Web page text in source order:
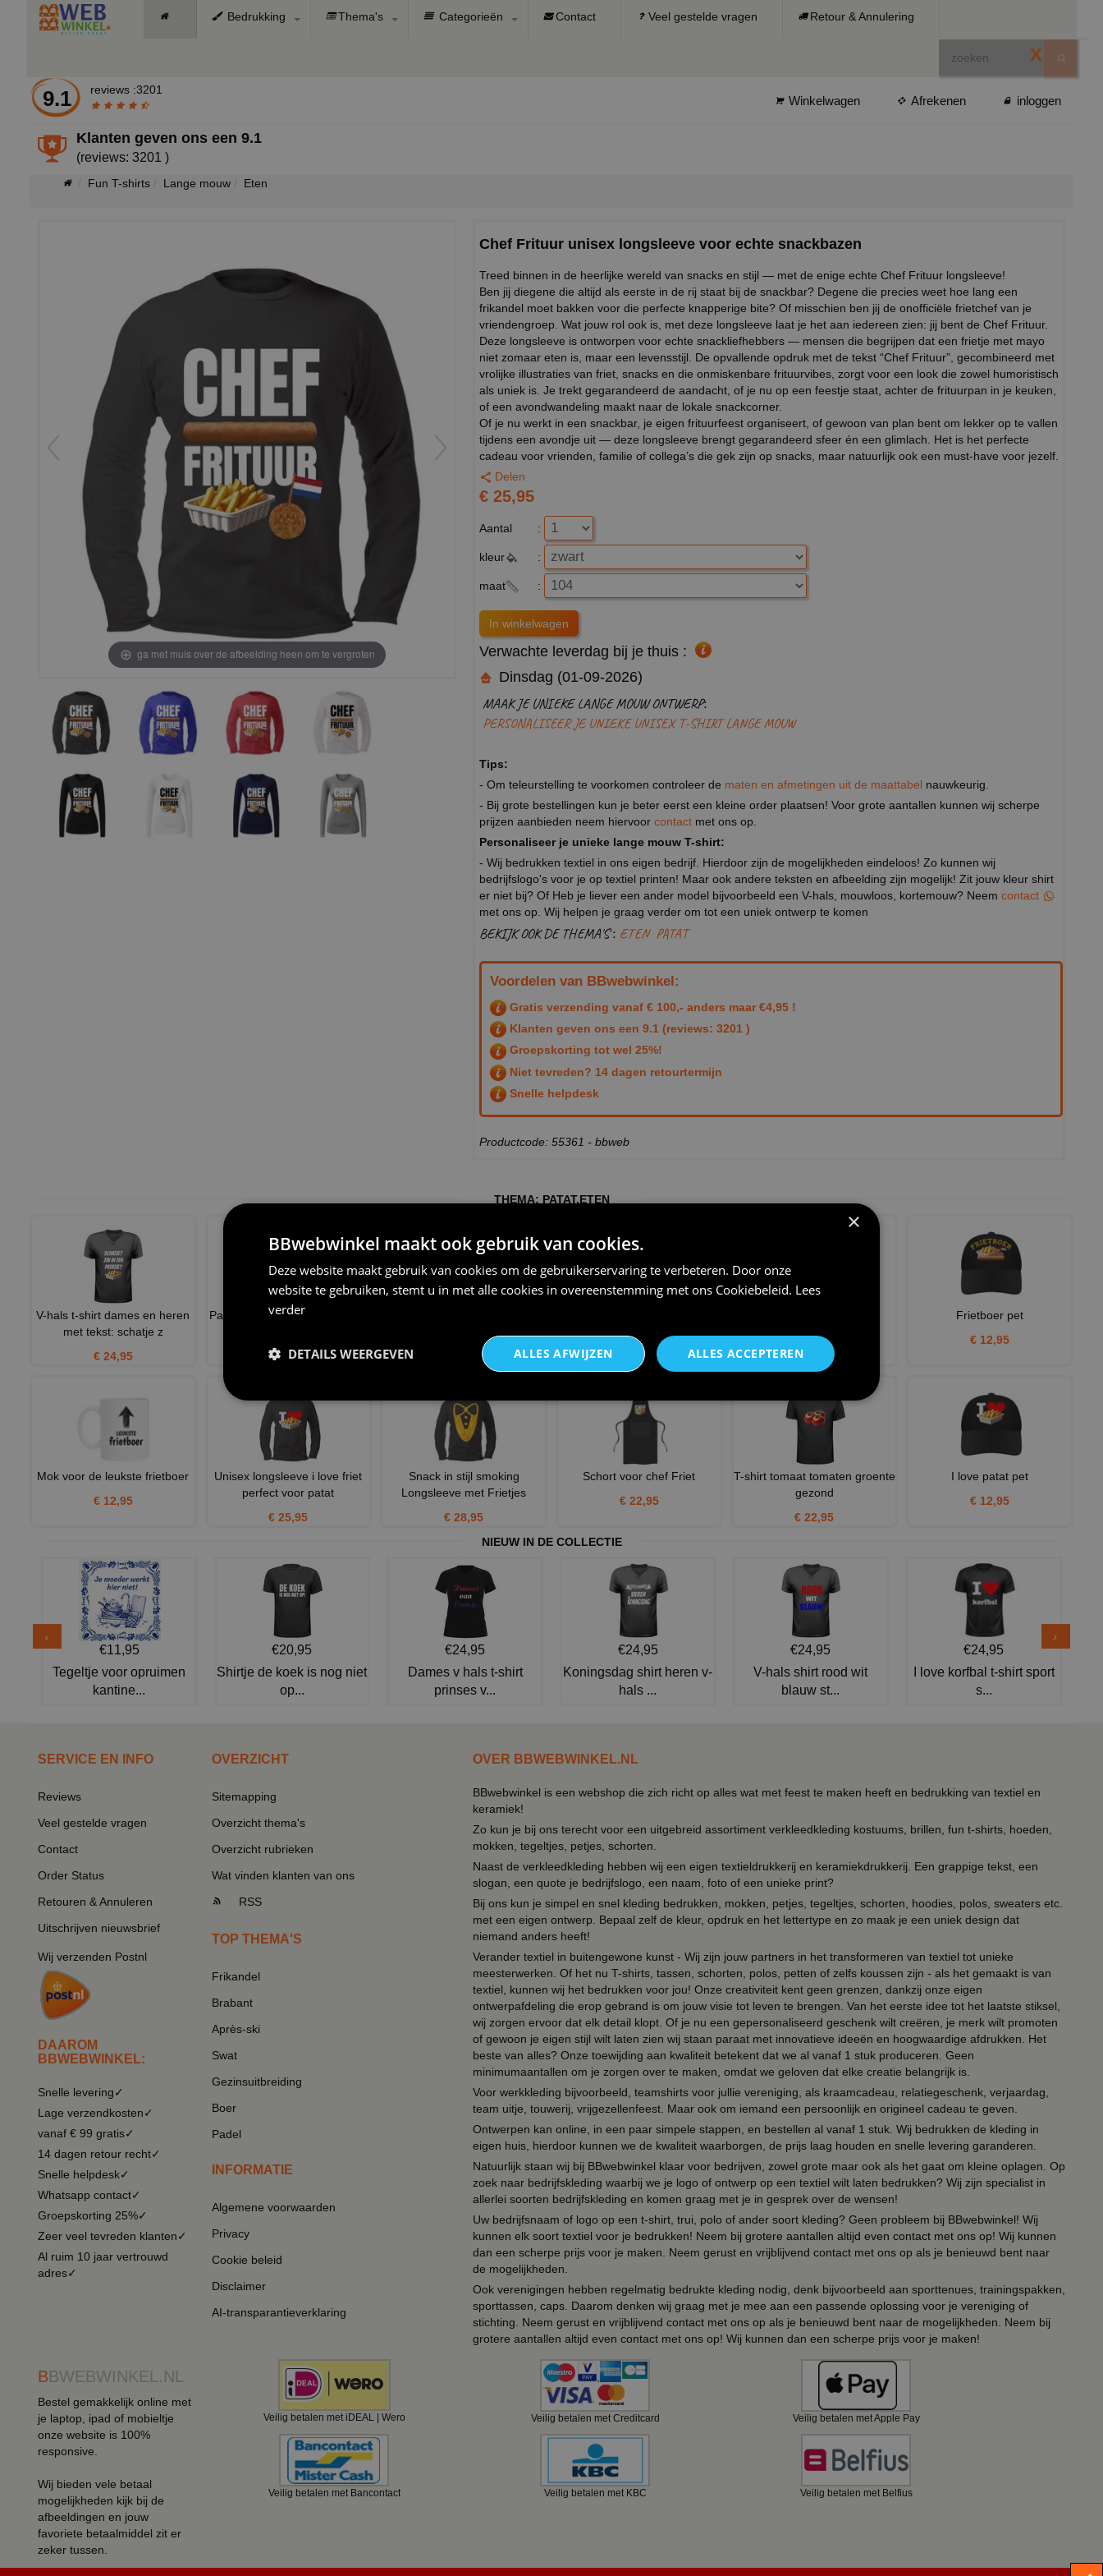
Bedrukking Thema's Categorieën Contact Veel gestelde vragen Retour & Annulering
X
9.1 reviews :3201
Winkelwagen Afrekenen inloggen
Klanten geven ons een9.1
(reviews: 3201 )
Fun T-shirts Lange mouw Eten
ga met muis over de afbeelding heen om te vergroten
Chef Frituur unisex longsleeve voor echte snackbazen
Treed binnen in de heerlijke wereld van snacks en stijl — met de enige echte Chef Frituur longsleeve!
Ben jij diegene die altijd als eerste in de rij staat bij de snackbar? Degene die precies weet hoe lang een
frikandel moet bakken voor die perfecte knapperige bite? Of misschien ben jij de onofficiële frietchef van je
vriendengroep. Wat jouw rol ook is, met deze longsleeve laat je het aan iedereen zien: jij bent de Chef Frituur.
Deze longsleeve is ontworpen voor echte snackliefhebbers — mensen die begrijpen dat een frietje met mayo
niet zomaar eten is, maar een levensstijl. De opvallende opdruk met de tekst “Chef Frituur”, gecombineerd met
vrolijke illustraties van friet, snacks en die onmiskenbare frituurvibes, zorgt voor een look die zowel humoristisch
als uniek is. Je trekt gegarandeerd de aandacht, of je nu op een feestje staat, achter de frituurpan in je keuken,
of een avondwandeling maakt naar de lokale snackcorner.
Of je nu werkt in een snackbar, je eigen frituurfeest organiseert, of gewoon van plan bent om lekker op te vallen
tijdens een avondje uit — deze longsleeve brengt gegarandeerd sfeer én een glimlach. Het is het perfecte
cadeau voor vrienden, familie of collega’s die gek zijn op snacks, maar natuurlijk ook een must-have voor jezelf.
Delen
€ 25,95
Aantal :
kleur :
maat :
Verwachte leverdag bij je thuis :
Dinsdag (01-09-2026)
MAAK JE UNIEKE LANGE MOUW ONTWERP:
PERSONALISEER JE UNIEKE UNISEX T-SHIRT LANGE MOUW
Tips:
- Om teleurstelling te voorkomen controleer de maten en afmetingen uit de maattabel nauwkeurig.
- Bij grote bestellingen kun je beter eerst een kleine order plaatsen! Voor grote aantallen kunnen wij scherpe
prijzen aanbieden neem hiervoor contact met ons op.
Personaliseer je unieke lange mouw T-shirt:
- Wij bedrukken textiel in ons eigen bedrijf. Hierdoor zijn de mogelijkheden eindeloos! Zo kunnen wij
bedrijfslogo's voor je op textiel printen! Maar ook andere teksten en afbeelding zijn mogelijk! Zit jouw kleur shirt
er niet bij? Of Heb je liever een ander model bijvoorbeeld een V-hals, mouwloos, kortemouw? Neem contact
met ons op. Wij helpen je graag verder om tot een uniek ontwerp te komen
BEKIJK OOK DE THEMA'S : ETEN PATAT
Voordelen van BBwebwinkel:
Gratis verzending vanaf € 100,- anders maar €4,95 !
Klanten geven ons een 9.1 (reviews: 3201 )
Groepskorting tot wel 25%!
Niet tevreden? 14 dagen retourtermijn
Snelle helpdesk
Productcode: 55361 - bbweb
THEMA: PATAT,ETEN
V-hals t-shirt dames en heren
met tekst: schatje z
€ 24,95
Patat power unisex longsleeve
€ 25,95
€ 22,95
€ 22,95
Frietboer pet
€ 12,95
Mok voor de leukste frietboer
€ 12,95
Unisex longsleeve i love friet
perfect voor patat
€ 25,95
Snack in stijl smoking
Longsleeve met Frietjes
€ 28,95
Schort voor chef Friet
€ 22,95
T-shirt tomaat tomaten groente
gezond
€ 22,95
I love patat pet
€ 12,95
NIEUW IN DE COLLECTIE
€11,95
Tegeltje voor opruimen
kantine...
€20,95
Shirtje de koek is nog niet
op...
€24,95
Dames v hals t-shirt
prinses v...
€24,95
Koningsdag shirt heren v-
hals ...
€24,95
V-hals shirt rood wit
blauw st...
€24,95
I love korfbal t-shirt sport
s...
SERVICE EN INFO
Reviews
Veel gestelde vragen
Contact
Order Status
Retouren & Annuleren
Uitschrijven nieuwsbrief
Wij verzenden Postnl
DAAROM
BBWEBWINKEL:
Snelle levering✓
Lage verzendkosten✓
vanaf € 99 gratis✓
14 dagen retour recht✓
Snelle helpdesk✓
Whatsapp contact✓
Groepskorting 25%✓
Zeer veel tevreden klanten✓
Al ruim 10 jaar vertrouwd
adres✓
OVERZICHT
Sitemapping
Overzicht thema's
Overzicht rubrieken
Wat vinden klanten van ons
RSS
TOP THEMA'S
Frikandel
Brabant
Après-ski
Swat
Gezinsuitbreiding
Boer
Padel
INFORMATIE
Algemene voorwaarden
Privacy
Cookie beleid
Disclaimer
AI-transparantieverklaring
OVER BBWEBWINKEL.NL
BBwebwinkel is een webshop die zich richt op alles wat met feest te maken heeft en bedrukking van textiel en
keramiek!
Zo kun je bij ons terecht voor een uitgebreid assortiment verkleedkleding kostuums, brillen, fun t-shirts, hoeden,
mokken, tegeltjes, petjes, schorten.
Naast de verkleedkleding hebben wij een eigen textieldrukkerij en keramiekdrukkerij. Een grappige tekst, een
slogan, een quote je bedrijfslogo, een naam, foto of een unieke print?
Bij ons kun je simpel en snel kleding bedrukken, mokken, petjes, tegeltjes, schorten, hoodies, polos, sweaters etc.
met een eigen ontwerp. Bepaal zelf de kleur, opdruk en het lettertype en zo maak je een uniek design dat
niemand anders heeft!
Verander textiel in buitengewone kunst - Wij zijn jouw partners in het transformeren van textiel tot unieke
meesterwerken. Of het nu T-shirts, tassen, schorten, polos, petten of zelfs koussen zijn - als het gemaakt is van
textiel, kunnen wij het bedrukken voor jou! Onze creativiteit kent geen grenzen, dankzij onze eigen
ontwerpafdeling die erop gebrand is om jouw visie tot leven te brengen. Van het eerste idee tot het laatste stiksel,
wij zorgen ervoor dat elk detail klopt. Of je nu een gepersonaliseerd geschenk wilt creëren, je merk wilt promoten
of gewoon je eigen stijl wilt laten zien wij staan paraat met innovatieve ideeën en hoogwaardige afdrukken. Het
beste van alles? Onze toewijding aan kwaliteit betekent dat we al vanaf 1 stuk produceren. Geen
minimumaantallen om je zorgen over te maken, omdat we geloven dat elke creatie belangrijk is.
Voor werkkleding bijvoorbeeld, teamshirts voor jullie vereniging, als kraamcadeau, relatiegeschenk, verjaardag,
team uitje, touwerij, vrijgezellenfeest. Maar ook om iemand een persoonlijk en origineel cadeau te geven.
Ontwerpen kan online, in een paar simpele stappen, en bestellen al vanaf 1 stuk. Wij bedrukken de kleding in
eigen huis, hierdoor kunnen we de kwaliteit waarborgen, de prijs laag houden en snelle levering garanderen.
Natuurlijk staan wij bij BBwebwinkel klaar voor bedrijven, zowel grote maar ook als het gaat om kleine oplagen. Op
zoek naar bedrijfskleding waarbij we je logo of ontwerp op een textiel wilt laten bedrukken? Wij zijn specialist in
allerlei soorten bedrijfskleding en komen graag met je in gesprek over de wensen!
Uw bedrijfsnaam of logo op een t-shirt, trui, polo of ander soort kleding? Geen probleem bij BBwebwinkel! Wij
kunnen elk soort textiel voor je bedrukken! Neem bij grotere aantallen altijd even contact met ons op! Wij kunnen
dan een scherpe prijs voor je maken. Neem gerust en vrijblijvend contact met ons op als je benieuwd bent naar
de mogelijkheden.
Ook verenigingen hebben regelmatig bedrukte kleding nodig, denk bijvoorbeeld aan sporttenues, trainingspakken,
sporttassen, caps. Daarom denken wij graag met je mee aan een passende oplossing voor je vereniging of
stichting. Neem gerust en vrijblijvend contact met ons op als je benieuwd bent naar de mogelijkheden. Neem bij
grotere aantallen altijd even contact met ons op! Wij kunnen dan een scherpe prijs voor je maken!
BBWEBWINKEL.NL
Bestel gemakkelijk online met
je laptop, ipad of mobieltje
onze website is 100%
responsive.
Wij bieden vele betaal
mogelijkheden kijk bij de
afbeeldingen en jouw
favoriete betaalmiddel zit er
zeker tussen.
Veilig betalen met iDEAL | Wero Veilig betalen met Creditcard Veilig betalen met Apple Pay
Veilig betalen met Bancontact Veilig betalen met KBC Veilig betalen met Belfius
×
BBwebwinkel maakt ook gebruik van cookies.
Deze website maakt gebruik van cookies om de gebruikerservaring te verbeteren. Door onze
website te gebruiken, stemt u in met alle cookies in overeenstemming met ons Cookiebeleid. Lees
verder
ALLES ACCEPTEREN
ALLES AFWIJZEN
DETAILS WEERGEVEN